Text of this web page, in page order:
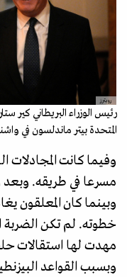
رويترز
رئيس الوزراء البريطاني كير
المتحدة بيتر ماندلسون في واشنطن في
وفيما كانت المجادلات
مسرعا في طريقه.
وبينما كان المعلقون
خطوته. لم تكن الضربة
مهدت لها استقالات
وبسبب القواعد